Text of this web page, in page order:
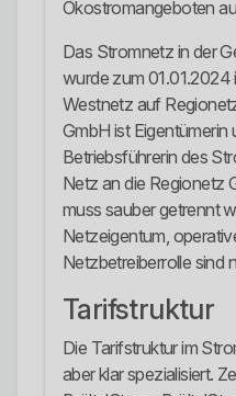
Ökostromangeboten
Das Stromnetz in der
wurde zum
Westnetz auf
GmbH ist Eigentümerin
Betriebsführerin des
Netz an die Regionetz
muss sauber getrennt
Netzeigentum,
Netzbetreiberrolle sind
Tarifstruktur
Die Tarifstruktur im
aber klar spezialisiert.